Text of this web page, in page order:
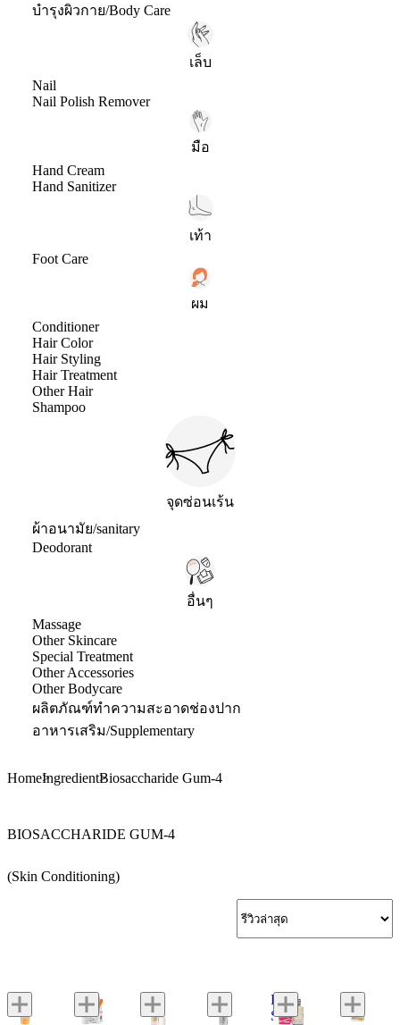
บำรุงผิวกาย/Body Care
เล็บ
Nail
Nail Polish Remover
มือ
Hand Cream
Hand Sanitizer
เท้า
Foot Care
ผม
Conditioner
Hair Color
Hair Styling
Hair Treatment
Other Hair
Shampoo
จุดซ่อนเร้น
ผ้าอนามัย/sanitary
Deodorant
อื่นๆ
Massage
Other Skincare
Special Treatment
Other Accessories
Other Bodycare
ผลิตภัณฑ์ทำความสะอาดช่องปาก
อาหารเสริม/Supplementary
HomeIngredientBiosaccharide Gum-4
BIOSACCHARIDE GUM-4
(Skin Conditioning)
BK
Sensi